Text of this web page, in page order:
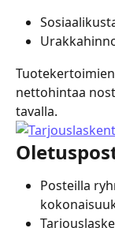
nettohintaa
tavalla.
Posteilla